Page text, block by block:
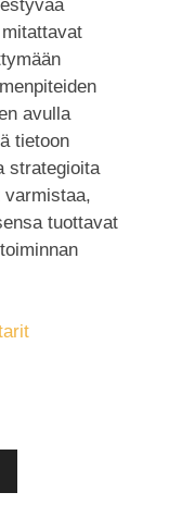
avulla
tietoon
strategioita
tuottavat